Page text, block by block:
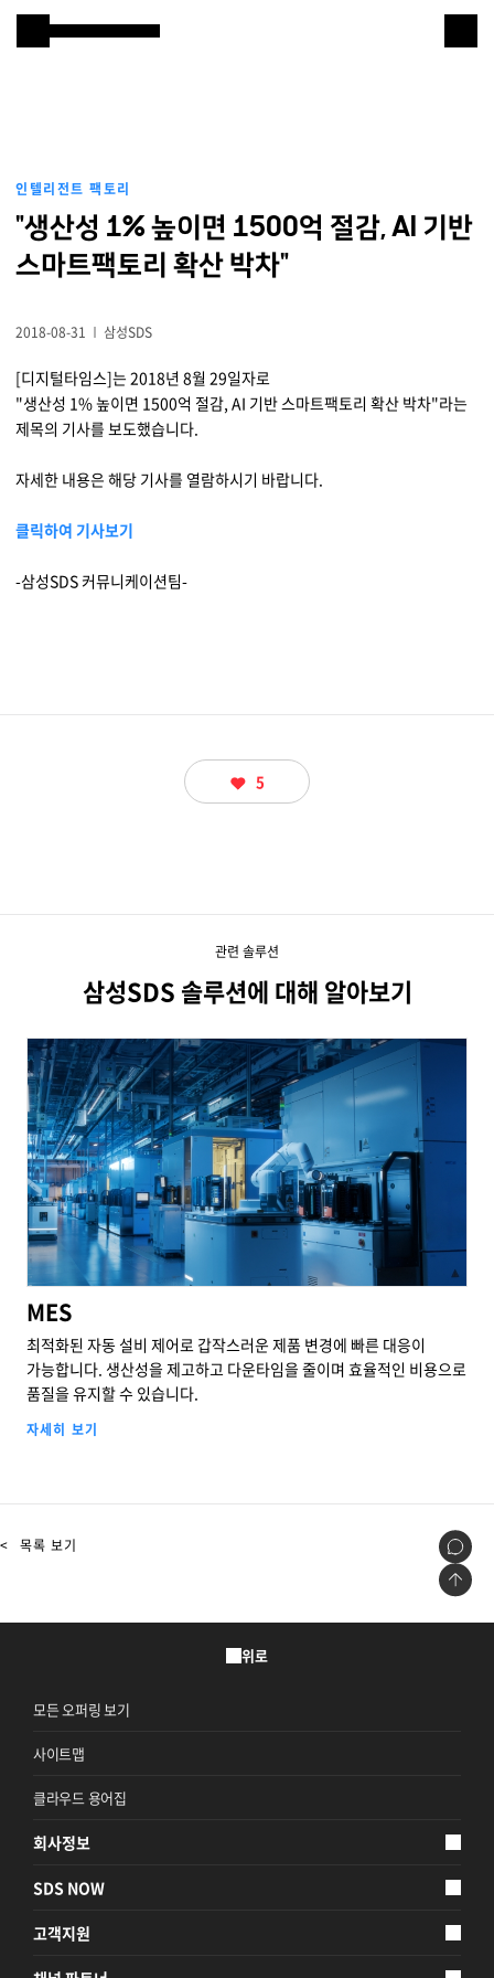
Samsung SDS
클라우드 & 인프라
비즈니스 솔루션
R&D
물류 서비스
물류 소개
Cello Square
디지털 물류 서비스
회사소개
뉴스룸
이벤트/웨비나
채용
지원
인텔리전트 팩토리
"생산성 1% 높이면 1500억 절감, AI 기반
스마트팩토리 확산 박차"
2018-08-31 삼성SDS
[디지털타임스]는 2018년 8월 29일자로
"생산성 1% 높이면 1500억 절감, AI 기반 스마트팩토리 확산 박차"라는
제목의 기사를 보도했습니다.
자세한 내용은 해당 기사를 열람하시기 바랍니다.
클릭하여 기사보기
-삼성SDS 커뮤니케이션팀-
5
관련 솔루션
삼성SDS 솔루션에 대해 알아보기
MES
최적화된 자동 설비 제어로 갑작스러운 제품 변경에 빠른 대응이
가능합니다. 생산성을 제고하고 다운타임을 줄이며 효율적인 비용으로
품질을 유지할 수 있습니다.
자세히 보기
< 목록 보기
위로
모든 오퍼링 보기
사이트맵
클라우드 용어집
회사정보
SDS NOW
고객지원